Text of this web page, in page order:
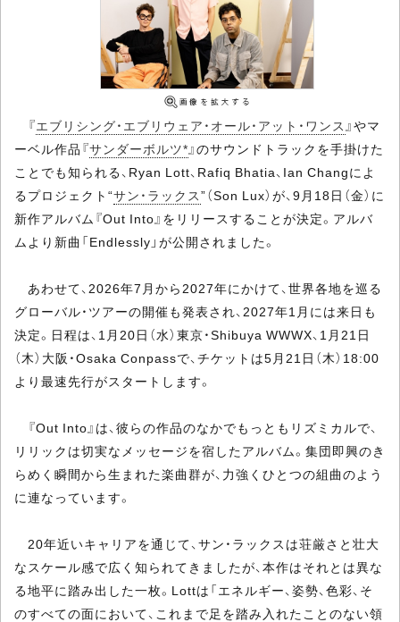
『エブリシング・エブリウェア・オール・アット・ワンス』やマ
ーベル作品『サンダーボルツ*』のサウンドトラックを手掛けた
ことでも知られる、Ryan Lott、Rafiq Bhatia、Ian Changによ
るプロジェクト“サン・ラックス”（Son Lux）が、9月18日（金）に
新作アルバム『Out Into』をリリースすることが決定。アルバ
ムより新曲「Endlessly」が公開されました。
あわせて、2026年7月から2027年にかけて、世界各地を巡る
グローバル・ツアーの開催も発表され、2027年1月には来日も
決定。日程は、1月20日（水）東京・Shibuya WWWX、1月21日
（木）大阪・Osaka Conpassで、チケットは5月21日（木）18:00
より最速先行がスタートします。
『Out Into』は、彼らの作品のなかでもっともリズミカルで、
リリックは切実なメッセージを宿したアルバム。集団即興のき
らめく瞬間から生まれた楽曲群が、力強くひとつの組曲のよう
に連なっています。
20年近いキャリアを通じて、サン・ラックスは荘厳さと壮大
なスケール感で広く知られてきましたが、本作はそれとは異な
る地平に踏み出した一枚。Lottは「エネルギー、姿勢、色彩、そ
のすべての面において、これまで足を踏み入れたことのない領